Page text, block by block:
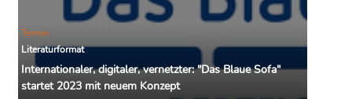
Termin
Literaturformat
Internationaler, digitaler, vernetzter: "Das Blaue Sofa"
startet 2023 mit neuem Konzept